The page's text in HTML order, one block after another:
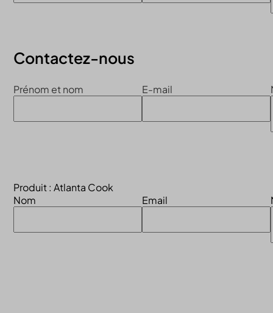
Contactez-nous
Prénom et nom E-mail
Produit : Atlanta Cook
Nom
Email